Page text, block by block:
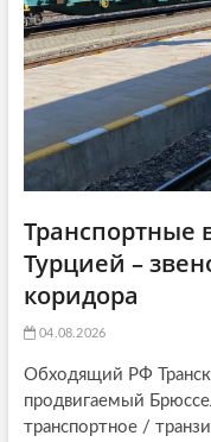
n
Транспортные
Турцией –
коридора
04.08.2026
Обходящий РФ
продвигаемый
транспортное /